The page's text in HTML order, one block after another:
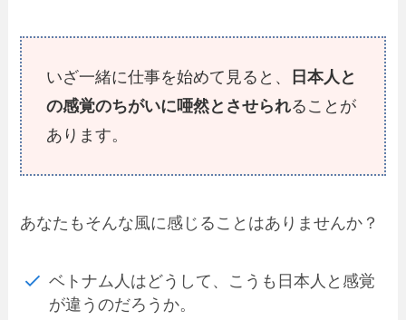
いざ一緒に仕事を始めて見ると、
日本人と
の感覚のちがいに唖然とさせられる ことが
あります。
あなたもそんな風に感じることはありませんか？
ベトナム人はどうして、こうも日本人と感覚
が違うのだろうか。